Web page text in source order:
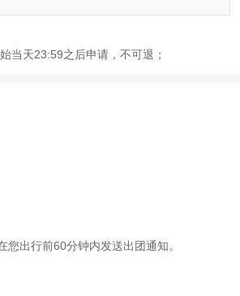
当天23:59之后申请，不可退；
出行前60分钟内发送出团通知。